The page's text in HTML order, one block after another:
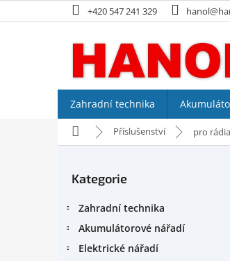
na
+420 547 241 329
Zahradní technika
Domů Příslušenství pro rádia
Přeskočit
Kategorie
Zahradní technika
Akumulátorové nářadí
Elektrické nářadí